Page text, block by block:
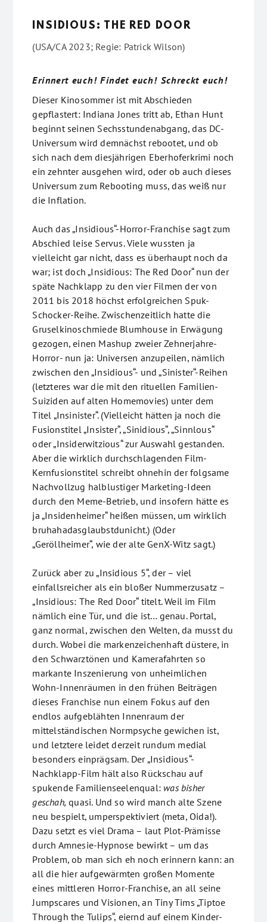
INSIDIOUS: THE RED DOOR
(USA/CA 2023; Regie: Patrick Wilson)
Erinnert euch! Findet euch! Schreckt euch!
Dieser Kinosommer ist mit Abschieden
gepflastert: Indiana Jones tritt ab, Ethan Hunt
beginnt seinen Sechsstundenabgang, das DC-
Universum wird demnächst rebootet, und ob
sich nach dem diesjährigen Eberhoferkrimi noch
ein zehnter ausgehen wird, oder ob auch dieses
Universum zum Rebooting muss, das weiß nur
die Inflation.
Auch das „Insidious“-Horror-Franchise sagt zum
Abschied leise Servus. Viele wussten ja
vielleicht gar nicht, dass es überhaupt noch da
war; ist doch „Insidious: The Red Door“ nun der
späte Nachklapp zu den vier Filmen der von
2011 bis 2018 höchst erfolgreichen Spuk-
Schocker-Reihe. Zwischenzeitlich hatte die
Gruselkinoschmiede Blumhouse in Erwägung
gezogen, einen Mashup zweier Zehnerjahre-
Horror- nun ja: Universen anzupeilen, nämlich
zwischen den „Insidious“- und „Sinister“-Reihen
(letzteres war die mit den rituellen Familien-
Suiziden auf alten Homemovies) unter dem
Titel „Insinister“. (Vielleicht hätten ja noch die
Fusionstitel „Insister“, „Sinidious“, „Sinnlous“
oder „Insiderwitzious“ zur Auswahl gestanden.
Aber die wirklich durchschlagenden Film-
Kernfusionstitel schreibt ohnehin der folgsame
Nachvollzug halblustiger Marketing-Ideen
durch den Meme-Betrieb, und insofern hätte es
ja „Insidenheimer“ heißen müssen, um wirklich
bruhahadasglaubstdunicht.) (Oder
„Geröllheimer“, wie der alte GenX-Witz sagt.)
Zurück aber zu „Insidious 5“, der – viel
einfallsreicher als ein bloßer Nummerzusatz –
„Insidious: The Red Door“ titelt. Weil im Film
nämlich eine Tür, und die ist… genau. Portal,
ganz normal, zwischen den Welten, da musst du
durch. Wobei die markenzeichenhaft düstere, in
den Schwarztönen und Kamerafahrten so
markante Inszenierung von unheimlichen
Wohn-Innenräumen in den frühen Beiträgen
dieses Franchise nun einem Fokus auf den
endlos aufgeblähten Innenraum der
mittelständischen Normpsyche gewichen ist,
und letztere leidet derzeit rundum medial
besonders einprägsam. Der „Insidious“-
Nachklapp-Film hält also Rückschau auf
spukende Familienseelenqual: was bisher
geschah, quasi. Und so wird manch alte Szene
neu bespielt, umperspektiviert (meta, Oida!).
Dazu setzt es viel Drama – laut Plot-Prämisse
durch Amnesie-Hypnose bewirkt – um das
Problem, ob man sich eh noch erinnern kann: an
all die hier aufgewärmten großen Momente
eines mittleren Horror-Franchise, an all seine
Jumpscares und Visionen, an Tiny Tims „Tiptoe
Through the Tulips“, eiernd auf einem Kinder-